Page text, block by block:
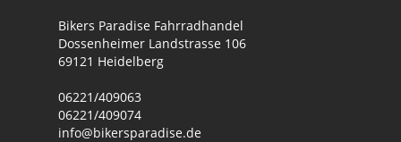
Bikers Paradise Fahrradhandel
Dossenheimer Landstrasse 106
69121 Heidelberg
06221/409063
06221/409074
info@bikersparadise.de